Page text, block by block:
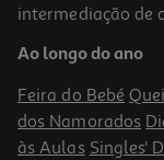
Whisky Johnnie
66.7 €/Lt
46,69 €
intermediação de
Ao longo do ano
Feira do Bebé
dos Namorados
às Aulas Singles'